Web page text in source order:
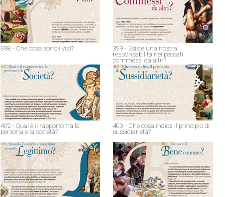
398 - Che cosa sono i vizi?
399 - Esiste una nostra
responsabilità nei peccati
commessi da altri?
402 - Qual è il rapporto tra la
persona e la società?
403 - Che cosa indica il principio di
sussidiarietà?